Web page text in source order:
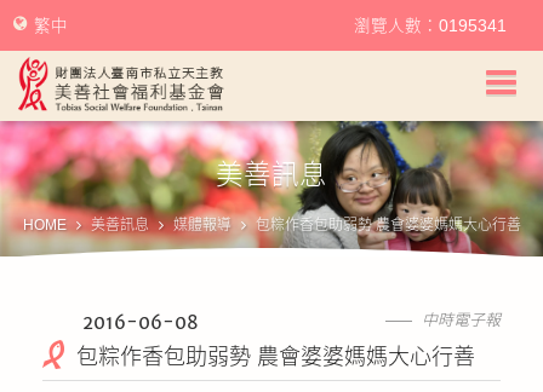
美善社會福利基金會首頁
關於美善
美善服務
幫助美善
繁中 瀏覽人數：0195341
美善訊息
HOME 美善訊息 媒體報導 包粽作香包助弱勢 農會婆婆媽媽大心行善
中時電子報
2016-06-08
包粽作香包助弱勢 農會婆婆媽媽大心行善